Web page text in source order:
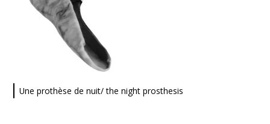
Une prothèse de nuit/ the night prosthesis